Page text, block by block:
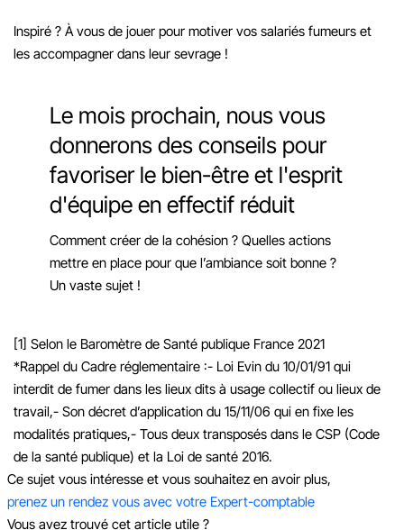
Inspiré ? À vous de jouer pour motiver vos salariés fumeurs et
les accompagner dans leur sevrage !
Le mois prochain, nous vous
donnerons des conseils pour
favoriser le bien-être et l'esprit
d'équipe en effectif réduit
Comment créer de la cohésion ? Quelles actions
mettre en place pour que l’ambiance soit bonne ?
Un vaste sujet !
[1] Selon le Baromètre de Santé publique France 2021
*Rappel du Cadre réglementaire :- Loi Evin du 10/01/91 qui
interdit de fumer dans les lieux dits à usage collectif ou lieux de
travail,- Son décret d’application du 15/11/06 qui en fixe les
modalités pratiques,- Tous deux transposés dans le CSP (Code
de la santé publique) et la Loi de santé 2016.
Ce sujet vous intéresse et vous souhaitez en avoir plus,
prenez un rendez vous avec votre Expert-comptable
Vous avez trouvé cet article utile ?